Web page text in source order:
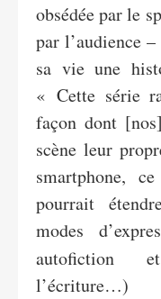
obsédée par le
par l’audience
sa vie une
« Cette série
façon dont
scène leur
smartphone,
pourrait
modes
autofiction
l’écriture…)